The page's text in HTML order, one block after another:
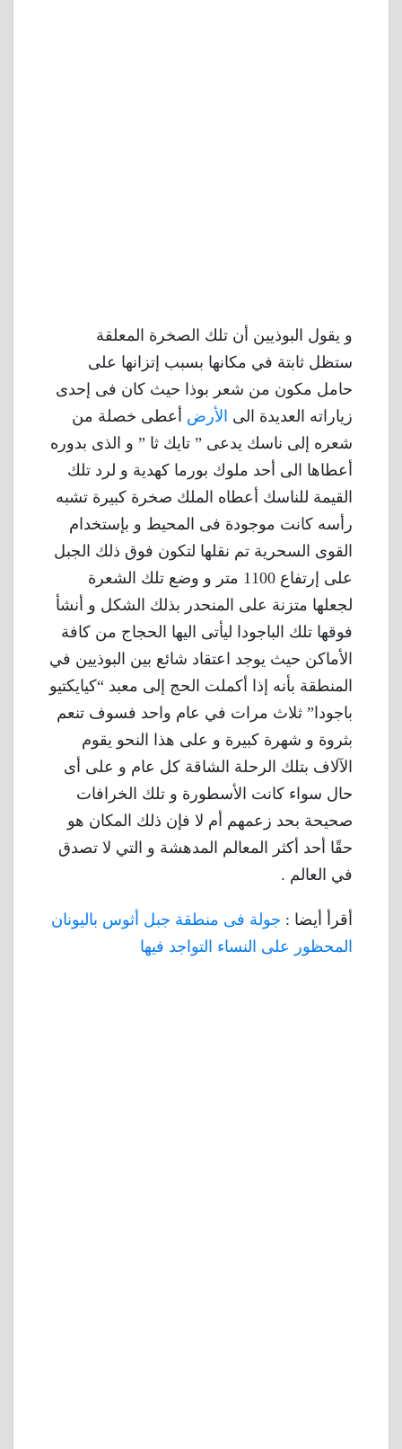
و يقول البوذيين أن تلك الصخرة المعلقة
ستظل ثابتة في مكانها بسبب إتزانها على
حامل مكون من شعر بوذا حيث كان فى إحدى
زياراته العديدة الى الأرض أعطى خصلة من
شعره إلى ناسك يدعى ” تايك ثا ” و الذى بدوره
أعطاها الى أحد ملوك بورما كهدية و لرد تلك
القيمة للناسك أعطاه الملك صخرة كبيرة تشبه
رأسه كانت موجودة فى المحيط و بإستخدام
القوى السحرية تم نقلها لتكون فوق ذلك الجبل
على إرتفاع 1100 متر و وضع تلك الشعرة
لجعلها متزنة على المنحدر بذلك الشكل و أنشأ
فوقها تلك الباجودا ليأتى اليها الحجاج من كافة
الأماكن حيث يوجد اعتقاد شائع بين البوذيين في
المنطقة بأنه إذا أكملت الحج إلى معبد “كيايكتيو
باجودا” ثلاث مرات في عام واحد فسوف تنعم
بثروة و شهرة كبيرة و على هذا النحو يقوم
الآلاف بتلك الرحلة الشاقة كل عام و على أى
حال سواء كانت الأسطورة و تلك الخرافات
صحيحة بحد زعمهم أم لا فإن ذلك المكان هو
حقًا أحد أكثر المعالم المدهشة و التي لا تصدق
في العالم .
أقرأ أيضا : جولة فى منطقة جبل أثوس باليونان
المحظور على النساء التواجد فيها